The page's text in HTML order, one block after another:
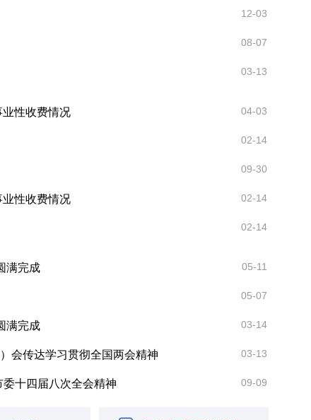
12-03
08-07
03-13
性收费情况 04-03
02-14
09-30
性收费情况 02-14
02-14
满完成 05-11
05-07
满完成 03-14
会传达学习贯彻全国两会精神 03-13
十四届八次全会精神 09-09